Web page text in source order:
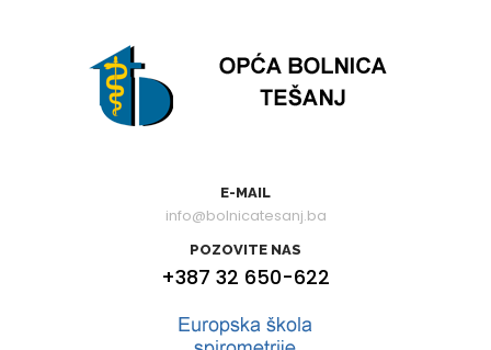
E-MAIL
info@bolnicatesanj.ba
POZOVITE NAS
+387 32 650-622